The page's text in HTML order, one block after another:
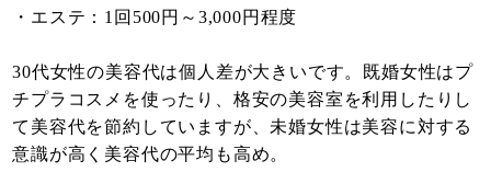
・エステ：1回500円～3,000円程度
30代女性の美容代は個人差が大きいです。既婚女性はプ
チプラコスメを使ったり、格安の美容室を利用したりし
て美容代を節約していますが、未婚女性は美容に対する
意識が高く美容代の平均も高め。